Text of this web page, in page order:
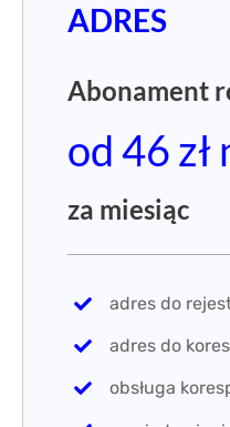
ADRES
Abonament
od 46
za miesiąc
adres do
adres do
obsługa